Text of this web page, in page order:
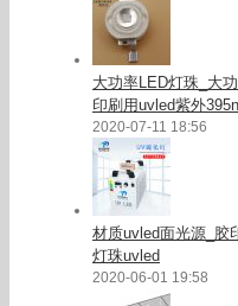
大功率LED灯珠_大
印刷用uvled紫外
2020-07-11 18:56
材质uvled面光源_胶
灯珠uvled
2020-06-01 19:58